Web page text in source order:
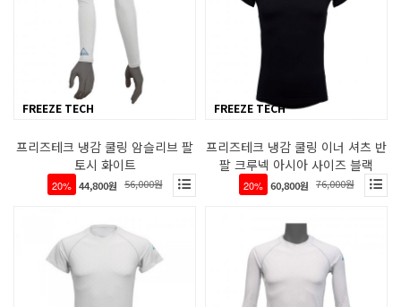
FREEZE TECH
프리즈테크 냉감 쿨링 암슬리브 팔
토시 화이트
20% 44,800원 56,000원
FREEZE TECH
프리즈테크 냉감 쿨링 이너 셔츠 반
팔 크루넥 아시아 사이즈 블랙
20% 60,800원 76,000원